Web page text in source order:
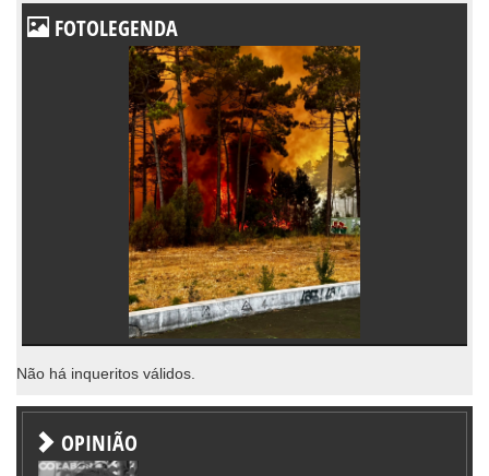
FOTOLEGENDA
Não há inqueritos válidos.
OPINIÃO